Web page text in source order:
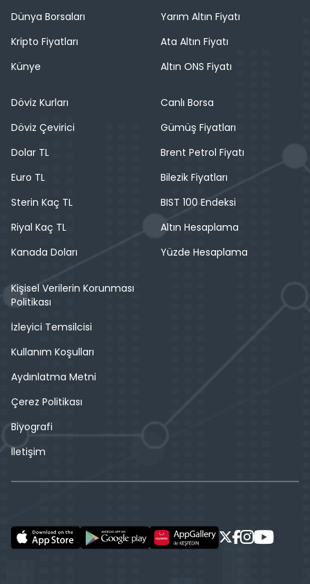
Dünya Borsaları
Kripto Fiyatları
Künye
Yarım Altın Fiyatı
Ata Altın Fiyatı
Altın ONS Fiyatı
Döviz Kurları
Döviz Çevirici
Dolar TL
Euro TL
Sterin Kaç TL
Riyal Kaç TL
Kanada Doları
Canlı Borsa
Gümüş Fiyatları
Brent Petrol Fiyatı
Bilezik Fiyatları
BIST 100 Endeksi
Altın Hesaplama
Yüzde Hesaplama
Kişisel Verilerin Korunması
Politikası
İzleyici Temsilcisi
Kullanım Koşulları
Aydınlatma Metni
Çerez Politikası
Biyografi
İletişim